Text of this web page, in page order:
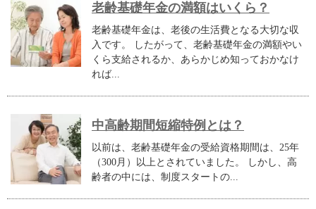
老齢基礎年金の満額はいくら？
老齢基礎年金は、老後の生活費となる大切な収
入です。 したがって、老齢基礎年金の満額やい
くら支給されるか、あらかじめ知っておかなけ
れば...
中高齢期間短縮特例とは？
以前は、老齢基礎年金の受給資格期間は、25年
（300月）以上とされていました。 しかし、高
齢者の中には、制度スタートの...